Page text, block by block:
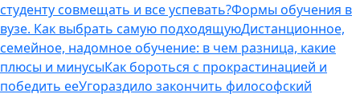
студенту совмещать и все успевать?Формы обучения в
вузе. Как выбрать самую подходящуюДистанционное,
семейное, надомное обучение: в чем разница, какие
плюсы и минусыКак бороться с прокрастинацией и
победить ееУгораздило закончить философский